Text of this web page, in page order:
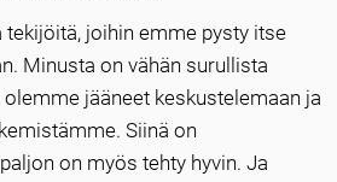
joihin emme pysty itse
Minusta on vähän surullista
jääneet keskustelemaan ja
Siinä on
on myös tehty hyvin. Ja